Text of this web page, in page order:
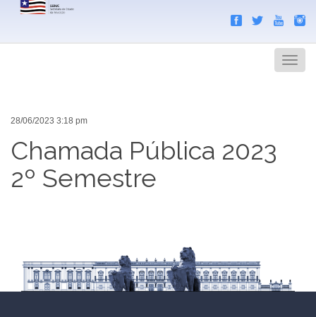
Menu
28/06/2023 3:18 pm
Chamada Pública 2023
2º Semestre